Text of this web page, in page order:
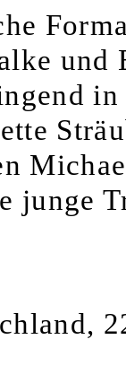
und
junge